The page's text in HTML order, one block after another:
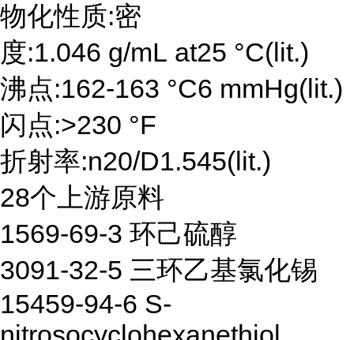
物化性质:密
度:1.046 g/mL at25 °C(lit.)
沸点:162-163 °C6 mmHg(lit.)
闪点:>230 °F
折射率:n20/D1.545(lit.)
28个上游原料
1569-69-3 环己硫醇
3091-32-5 三环乙基氯化锡
15459-94-6 S-